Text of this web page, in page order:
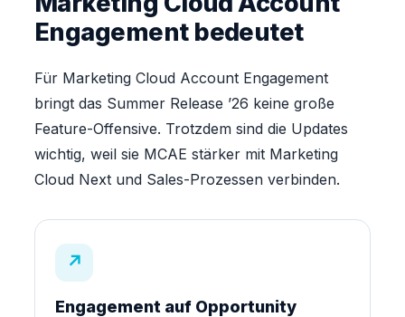
Engagement bedeutet
Für Marketing Cloud Account Engagement
bringt das Summer Release ’26 keine große
Feature-Offensive. Trotzdem sind die Updates
wichtig, weil sie MCAE stärker mit Marketing
Cloud Next und Sales-Prozessen verbinden.
↗
Engagement auf Opportunity